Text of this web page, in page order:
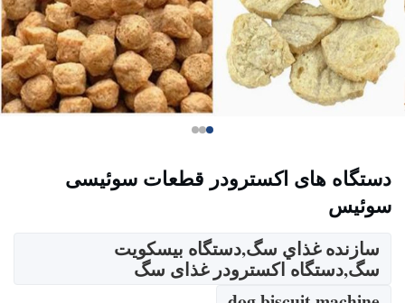
دستگاه های اکسترودر قطعات سوئیسی
سوئیس
سازنده غذاي سگ,دستگاه بیسکویت
سگ,دستگاه اکسترودر غذای سگ